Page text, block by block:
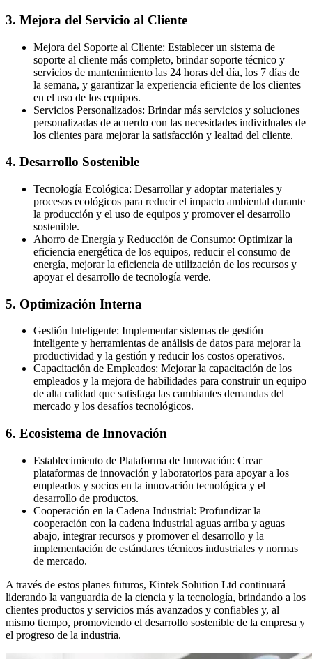
3. Mejora del Servicio al Cliente
Mejora del Soporte al Cliente: Establecer un sistema de
soporte al cliente más completo, brindar soporte técnico y
servicios de mantenimiento las 24 horas del día, los 7 días de
la semana, y garantizar la experiencia eficiente de los clientes
en el uso de los equipos.
Servicios Personalizados: Brindar más servicios y soluciones
personalizadas de acuerdo con las necesidades individuales de
los clientes para mejorar la satisfacción y lealtad del cliente.
4. Desarrollo Sostenible
Tecnología Ecológica: Desarrollar y adoptar materiales y
procesos ecológicos para reducir el impacto ambiental durante
la producción y el uso de equipos y promover el desarrollo
sostenible.
Ahorro de Energía y Reducción de Consumo: Optimizar la
eficiencia energética de los equipos, reducir el consumo de
energía, mejorar la eficiencia de utilización de los recursos y
apoyar el desarrollo de tecnología verde.
5. Optimización Interna
Gestión Inteligente: Implementar sistemas de gestión
inteligente y herramientas de análisis de datos para mejorar la
productividad y la gestión y reducir los costos operativos.
Capacitación de Empleados: Mejorar la capacitación de los
empleados y la mejora de habilidades para construir un equipo
de alta calidad que satisfaga las cambiantes demandas del
mercado y los desafíos tecnológicos.
6. Ecosistema de Innovación
Establecimiento de Plataforma de Innovación: Crear
plataformas de innovación y laboratorios para apoyar a los
empleados y socios en la innovación tecnológica y el
desarrollo de productos.
Cooperación en la Cadena Industrial: Profundizar la
cooperación con la cadena industrial aguas arriba y aguas
abajo, integrar recursos y promover el desarrollo y la
implementación de estándares técnicos industriales y normas
de mercado.
A través de estos planes futuros, Kintek Solution Ltd continuará
liderando la vanguardia de la ciencia y la tecnología, brindando a los
clientes productos y servicios más avanzados y confiables y, al
mismo tiempo, promoviendo el desarrollo sostenible de la empresa y
el progreso de la industria.